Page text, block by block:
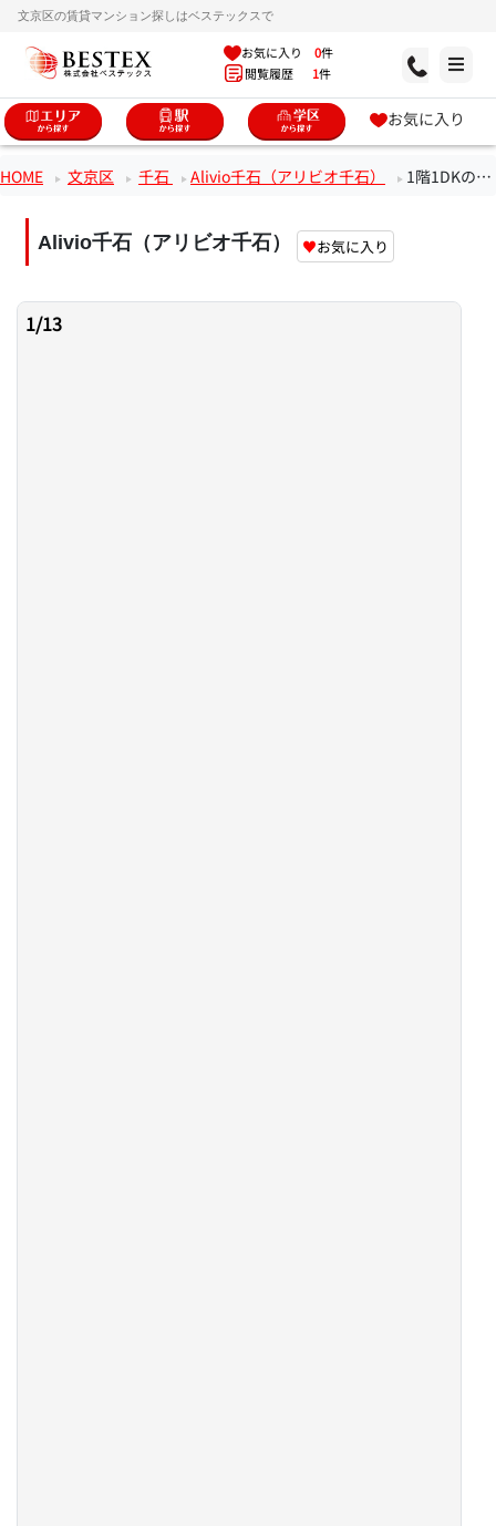
文京区の賃貸マンション探しはベステックスで
お気に入り 0件
閲覧履歴 1件
お気に入り
HOME 文京区 千石 Alivio千石（アリビオ千石） 1階1DKのお部屋
Alivio千石（アリビオ千石） ♥お気に入り
1/13